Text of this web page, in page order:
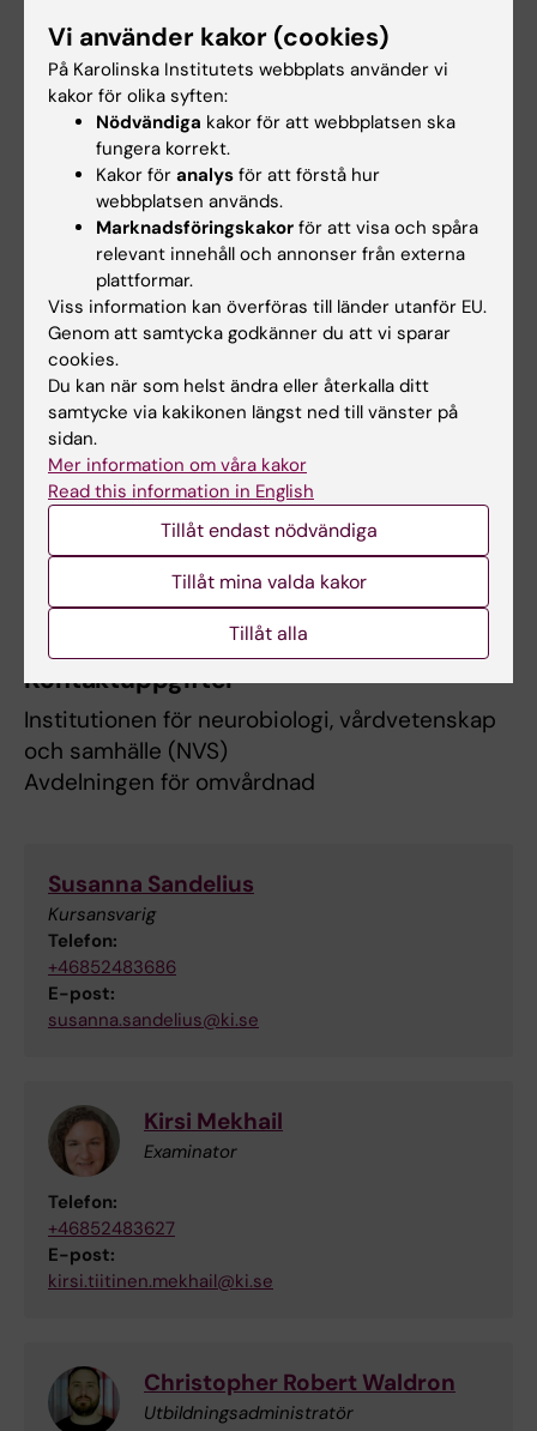
grundnivå och avancerad nivå.
Senast genomföra kursvärdering.
Kursutvärdering
VT26, Kursutvärdering 1SJ024, Campus, T4 B
HT25, Kursutvärdering 1SJ024, Campus, T4 A
HT25, Kursutvärdering 1SJ024, Campus T4 B
VT25, Kursutvärdering 1SJ024, Campus T4 A
VT25, Kursutvärdering 1SJ024, Campus, T4 B
Litteratur och övriga läromedel
Litteraturöversikt hittar ni ikursplanen
Kontaktuppgifter
Institutionen för neurobiologi, vårdvetenskap
och samhälle (NVS)
Avdelningen för omvårdnad
Susanna Sandelius
Kursansvarig
Telefon:
+46852483686
E-post:
susanna.sandelius@ki.se
Kirsi Mekhail
Examinator
Telefon:
+46852483627
E-post:
kirsi.tiitinen.mekhail@ki.se
Christopher Robert Waldron
Utbildningsadministratör
Vi använder kakor (cookies)
På Karolinska Institutets webbplats använder vi
kakor för olika syften:
Nödvändiga kakor för att webbplatsen ska
fungera korrekt.
Kakor för analys för att förstå hur
webbplatsen används.
Marknadsföringskakor för att visa och spåra
relevant innehåll och annonser från externa
plattformar.
Viss information kan överföras till länder utanför EU.
Genom att samtycka godkänner du att vi sparar
cookies.
Du kan när som helst ändra eller återkalla ditt
samtycke via kakikonen längst ned till vänster på
sidan.
Mer information om våra kakor
Read this information in English
Tillåt endast nödvändiga
Tillåt mina valda kakor
Tillåt alla